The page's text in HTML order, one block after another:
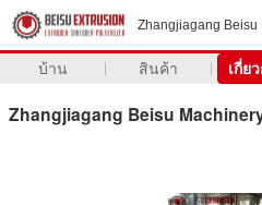
Zhangjiagang Beisu
บ้าน สินค้า เกี่ย
Zhangjiagang Beisu